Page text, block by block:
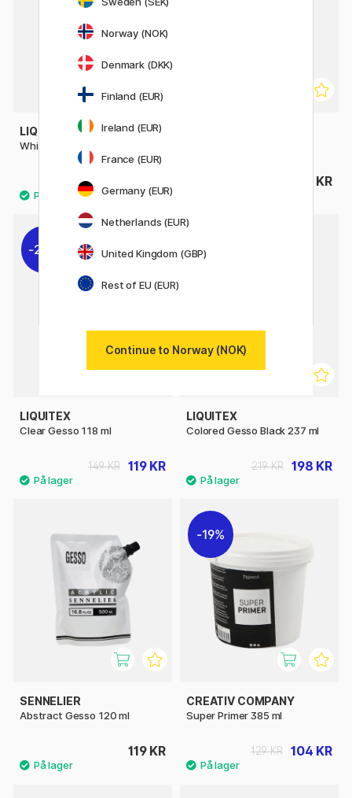
LIQUITEX
White Gesso Primer 473 ml
339 KR
20%
LIQUITEX
Clear Gesso 118 ml
119 KR
149 KR
10%
LIQUITEX
Colored Gesso Black 237 ml
198 KR
219 KR
SENNELIER
Abstract Gesso 120 ml
119 KR
19%
CREATIV COMPANY
Super Primer 385 ml
104 KR
129 KR
Norway (NOK)
Denmark (DKK)
Finland (EUR)
Ireland (EUR)
France (EUR)
Germany (EUR)
Netherlands (EUR)
United Kingdom (GBP)
Rest of EU (EUR)
Continue to Norway (NOK)